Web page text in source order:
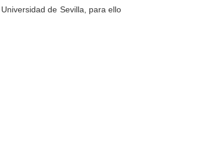
de Sevilla, para ello